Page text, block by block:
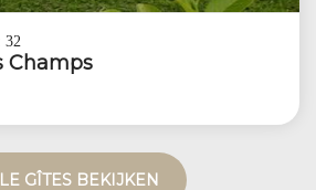
32
Champs
GÎTES BEKIJKEN